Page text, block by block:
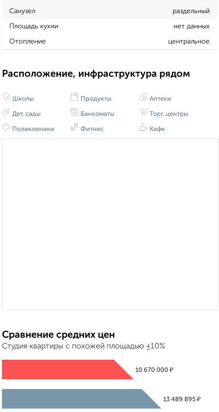
Санузел раздельный
Площадь кухни нет данных
Отопление центральное
Расположение, инфраструктура рядом
Школы
Дет. сады
Поликлиники
Продукты
Банкоматы
Фитнес
Аптеки
Торг. центры
Кафе
Сравнение средних цен
Студия квартиры с похожей площадью ±10%
10 670 000 ₽
13 489 895 ₽